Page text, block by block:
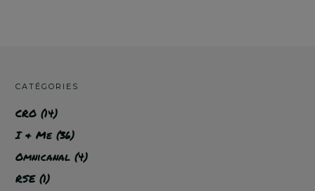
CATÉGORIES
CRO (14)
I & Me (36)
Omnicanal (4)
RSE(1)